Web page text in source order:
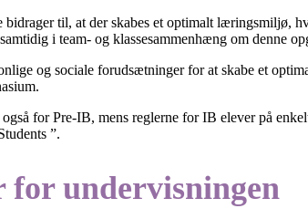
til, at der skabes et optimalt læringsmiljø,
i team- og klassesammenhæng om denne
og sociale forudsætninger for at skabe et
for Pre-IB, mens reglerne for IB elever på
”.
for undervisningen